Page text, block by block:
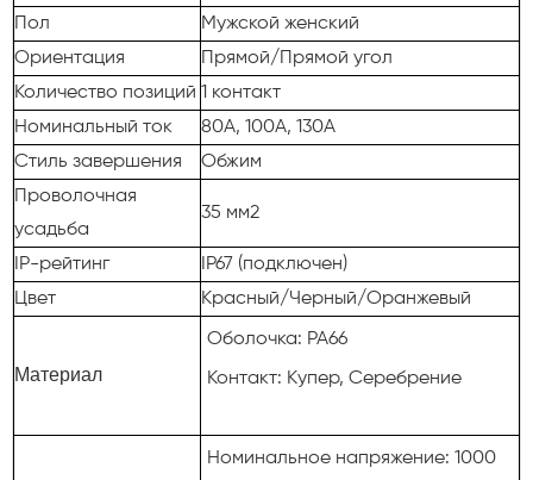
Пол
Мужской женский
Ориентация
Прямой/Прямой угол
Количество позиций 1 контакт
Номинальный ток
80А, 100А, 130А
Стиль завершения
Обжим
Проволочная
усадьба
35 мм2
IP-рейтинг
IP67 (подключен)
Цвет
Красный/Черный/Оранжевый
Материал
Оболочка: PA66
Контакт: Купер, Серебрение
Номинальное напряжение: 1000